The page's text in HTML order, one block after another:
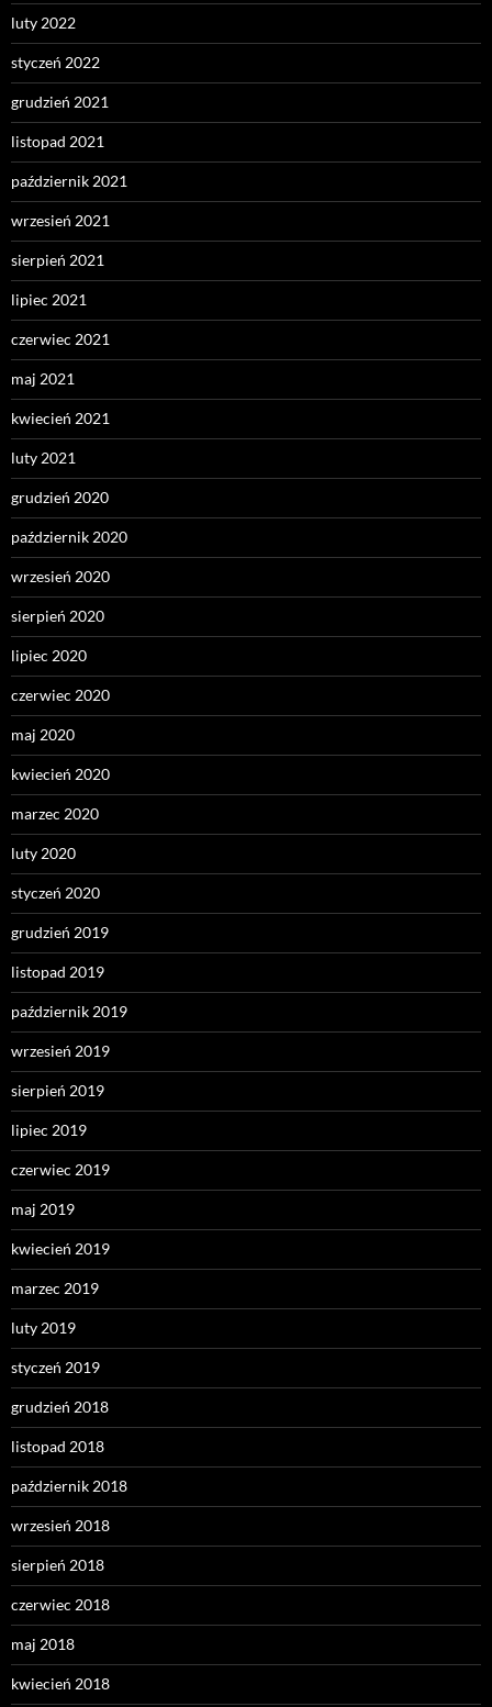
luty 2022
styczeń 2022
grudzień 2021
listopad 2021
październik 2021
wrzesień 2021
sierpień 2021
lipiec 2021
czerwiec 2021
maj 2021
kwiecień 2021
luty 2021
grudzień 2020
październik 2020
wrzesień 2020
sierpień 2020
lipiec 2020
czerwiec 2020
maj 2020
kwiecień 2020
marzec 2020
luty 2020
styczeń 2020
grudzień 2019
listopad 2019
październik 2019
wrzesień 2019
sierpień 2019
lipiec 2019
czerwiec 2019
maj 2019
kwiecień 2019
marzec 2019
luty 2019
styczeń 2019
grudzień 2018
listopad 2018
październik 2018
wrzesień 2018
sierpień 2018
czerwiec 2018
maj 2018
kwiecień 2018